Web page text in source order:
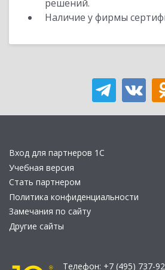
решений.
Наличие у фирмы
Вход для партнеров 1С
Учебная версия
Стать партнером
Политика конфиденциальности
Замечания по сайту
Другие сайты
Телефон: +7 (495) 737-